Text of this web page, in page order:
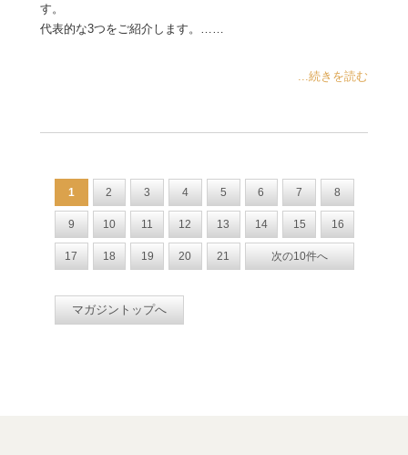
す。
代表的な3つをご紹介します。……
...続きを読む
1 2 3 4 5 6 7 8
9 10 11 12 13 14 15 16
17 18 19 20 21 次の10件へ
マガジントップへ